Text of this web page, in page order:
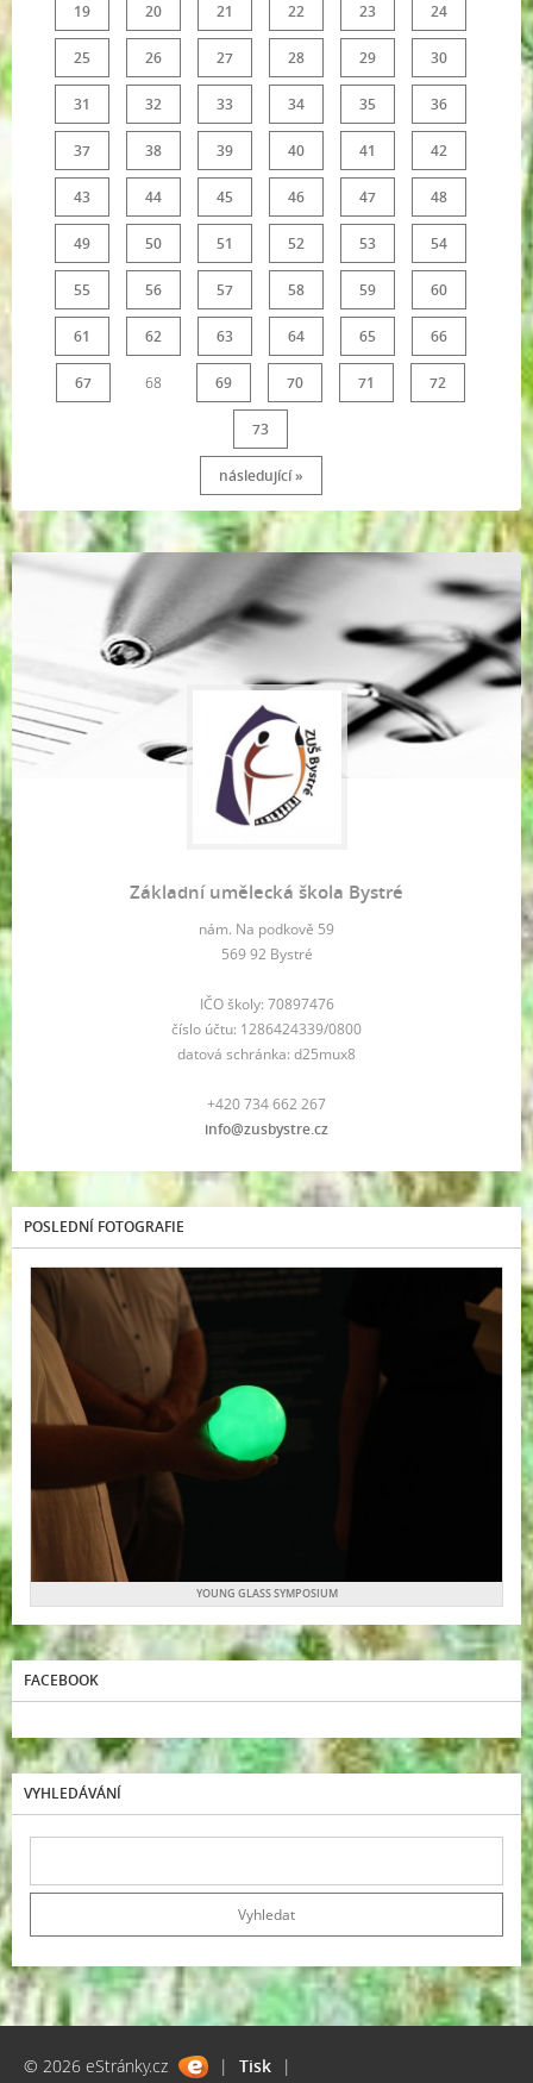
19 20 21 22 23 24
25 26 27 28 29 30
31 32 33 34 35 36
37 38 39 40 41 42
43 44 45 46 47 48
49 50 51 52 53 54
55 56 57 58 59 60
61 62 63 64 65 66
67 68 69 70 71 72
73
následující »
Základní umělecká škola Bystré
nám. Na podkově 59
569 92 Bystré
IČO školy: 70897476
číslo účtu: 1286424339/0800
datová schránka: d25mux8
+420 734 662 267
info@zusbystre.cz
POSLEDNÍ FOTOGRAFIE
YOUNG GLASS SYMPOSIUM
FACEBOOK
VYHLEDÁVÁNÍ
© 2026 eStránky.cz | Tisk
|